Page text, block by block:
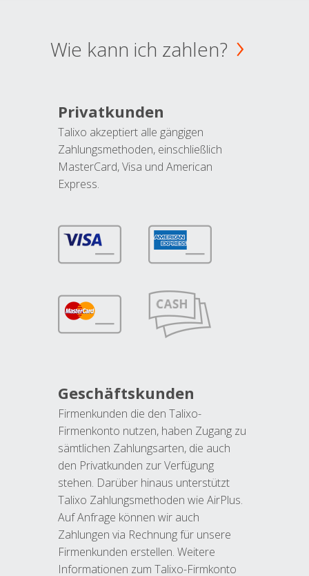
Wie kann ich zahlen?
Privatkunden
Talixo akzeptiert alle gängigen
Zahlungsmethoden, einschließlich
MasterCard, Visa und American
Express.
Geschäftskunden
Firmenkunden die den Talixo-
Firmenkonto nutzen, haben Zugang zu
sämtlichen Zahlungsarten, die auch
den Privatkunden zur Verfügung
stehen. Darüber hinaus unterstützt
Talixo Zahlungsmethoden wie AirPlus.
Auf Anfrage können wir auch
Zahlungen via Rechnung für unsere
Firmenkunden erstellen. Weitere
Informationen zum Talixo-Firmkonto